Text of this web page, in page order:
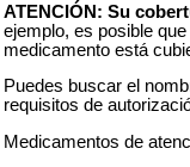
ATENCIÓN: Su
ejemplo, es posible
medicamento está
Puedes buscar el
requisitos de
Medicamentos de